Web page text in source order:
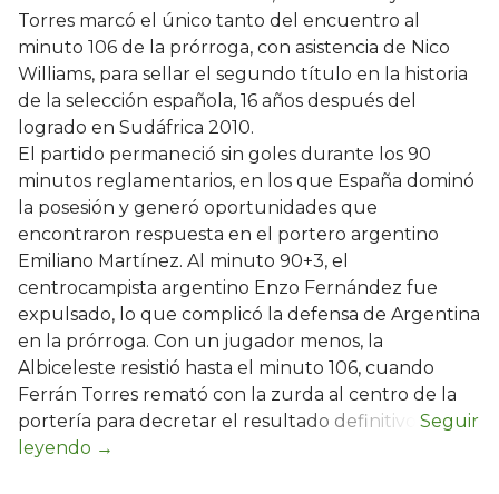
Torres marcó el único tanto del encuentro al
minuto 106 de la prórroga, con asistencia de Nico
Williams, para sellar el segundo título en la historia
de la selección española, 16 años después del
logrado en Sudáfrica 2010.
El partido permaneció sin goles durante los 90
minutos reglamentarios, en los que España dominó
la posesión y generó oportunidades que
encontraron respuesta en el portero argentino
Emiliano Martínez. Al minuto 90+3, el
centrocampista argentino Enzo Fernández fue
expulsado, lo que complicó la defensa de Argentina
en la prórroga. Con un jugador menos, la
Albiceleste resistió hasta el minuto 106, cuando
Ferrán Torres remató con la zurda al centro de la
portería para decretar el resultado definitivo.